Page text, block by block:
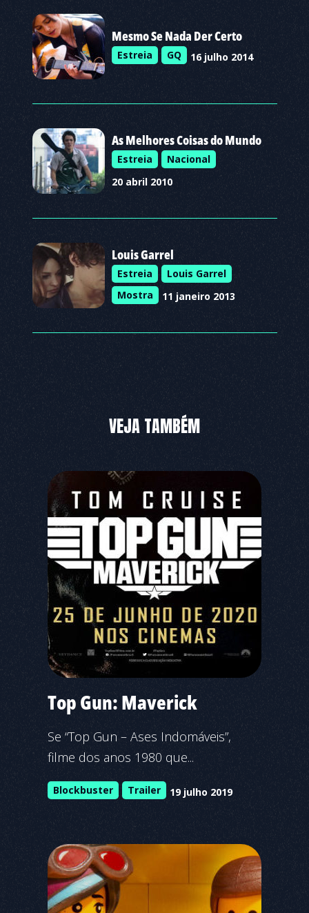
Mesmo Se Nada Der Certo
Estreia GQ 16 julho 2014
As Melhores Coisas do Mundo
Estreia
Nacional
20 abril 2010
Louis Garrel
Estreia
Louis Garrel
Mostra
11 janeiro 2013
VEJA TAMBÉM
Top Gun: Maverick
Se “Top Gun – Ases Indomáveis”,
filme dos anos 1980 que...
Blockbuster Trailer 19 julho 2019